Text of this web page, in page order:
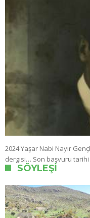
2024 Yaşar Nabi Nayır
dergisi… Son başvuru
SÖYLEŞI